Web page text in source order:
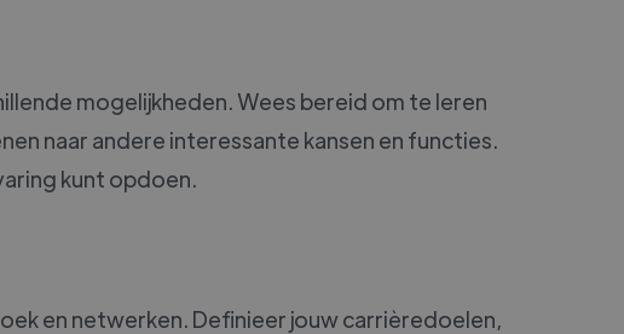
mogelijkheden. Wees bereid om te leren
naar andere interessante kansen en functies.
kunt opdoen.
en netwerken. Definieer jouw carrièredoelen,